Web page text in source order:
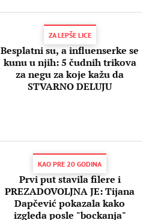
ZA LEPŠE LICE
Besplatni su, a influenserke se
kunu u njih: 5 čudnih trikova
za negu za koje kažu da
STVARNO DELUJU
KAO PRE 20 GODINA
Prvi put stavila filere i
PREZADOVOLJNA JE: Tijana
Dapčević pokazala kako
izgleda posle "bockanja"